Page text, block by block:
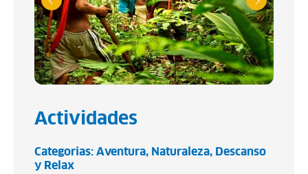
Actividades
Categorias: Aventura Naturaleza
Descanso
y Relax